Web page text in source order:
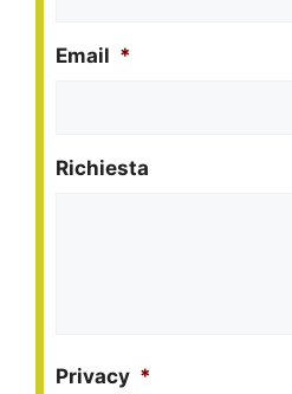
Email *
Richiesta
Privacy *